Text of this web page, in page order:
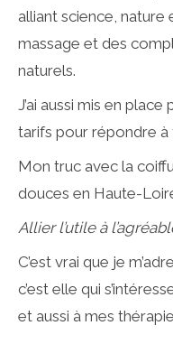
alliant science, nature
massage et des
naturels.
J’ai aussi mis en
tarifs pour répondre à
Mon truc avec la
douces en Haute-
Allier l’utile à
C’est vrai que je
c’est elle qui
et aussi à mes